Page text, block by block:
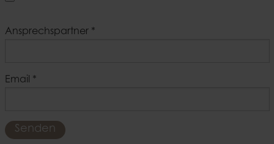
Ansprechspartner *
Email *
Senden